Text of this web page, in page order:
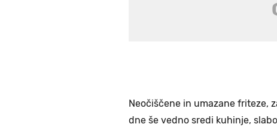
Neočiščene in umazane friteze,
dne še vedno sredi kuhinje,